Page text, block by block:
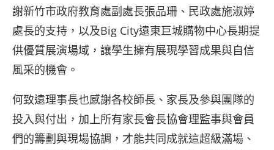
謝新竹市政府教育處副處長張品珊、民政處施淑婷
處長的支持，以及Big City遠東巨城購物中心長期提
供優質展演場域，讓學生擁有展現學習成果與自信
風采的機會。
何致遠理事長也感謝各校師長、家長及參與團隊的
投入與付出，加上所有家長會長協會理監事與會員
們的籌劃與現場協調，才能共同成就這超級滿場、